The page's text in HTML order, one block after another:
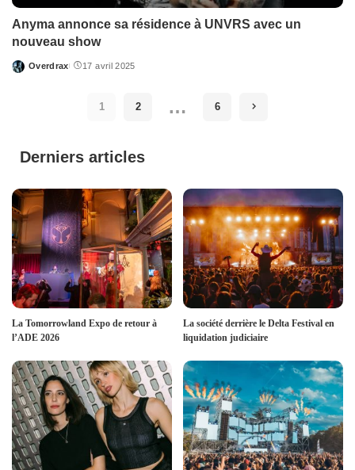
Anyma annonce sa résidence à UNVRS avec un
nouveau show
Posted
Overdrax 17 avril 2025
1 2 … 6
Derniers articles
La Tomorrowland Expo de retour à
l’ADE 2026
La société derrière le Delta Festival en
liquidation judiciaire